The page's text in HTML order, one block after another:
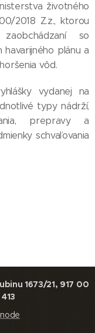
životného
2018 Z.z., ktorou
so
havarijného plánu a
vôd.
vydanej na
typy nádrží,
prepravy a
schvaľovania
1673/21, 917 00